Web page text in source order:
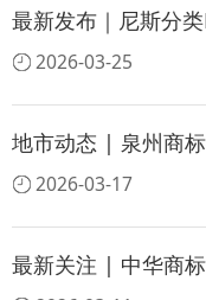
2026-03-25
地市动态 | 泉州商
2026-03-17